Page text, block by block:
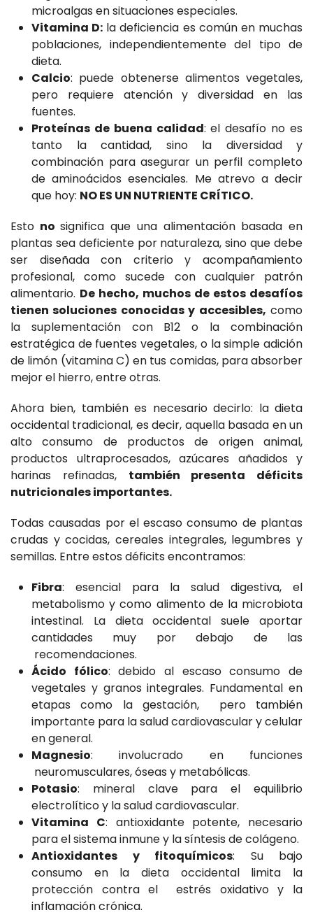
microalgas en situaciones especiales.
Vitamina D: la deficiencia es común en muchas
poblaciones, independientemente del tipo de
dieta.
Calcio: puede obtenerse alimentos vegetales,
pero requiere atención y diversidad en las
fuentes.
Proteínas de buena calidad: el desafío no es
tanto la cantidad, sino la diversidad y
combinación para asegurar un perfil completo
de aminoácidos esenciales. Me atrevo a decir
que hoy: NO ES UN NUTRIENTE CRÍTICO.
Esto nosignifica que una alimentación basada en
plantas sea deficiente por naturaleza, sino que debe
ser diseñada con criterio y acompañamiento
profesional, como sucede con cualquier patrón
alimentario. De hecho, muchos de estos desafíos
tienen soluciones conocidas y accesibles, como
la suplementación con B12 o la combinación
estratégica de fuentes vegetales, o la simple adición
de limón (vitamina C) en tus comidas, para absorber
mejor el hierro, entre otras.
Ahora bien, también es necesario decirlo: la dieta
occidental tradicional, es decir, aquella basada en un
alto consumo de productos de origen animal,
productos ultraprocesados, azúcares añadidos y
harinas refinadas, también presenta déficits
nutricionales importantes.
Todas causadas por el escaso consumo de plantas
crudas y cocidas, cereales integrales, legumbres y
semillas. Entre estos déficits encontramos:
Fibra: esencial para la salud digestiva, el
metabolismo y como alimento de la microbiota
intestinal. La dieta occidental suele aportar
cantidades muy por debajo de las
recomendaciones.
Ácido fólico: debido al escaso consumo de
vegetales y granos integrales. Fundamental en
etapas como la gestación, pero también
importante para la salud cardiovascular y celular
en general.
Magnesio: involucrado en funciones
neuromusculares, óseas y metabólicas.
Potasio: mineral clave para el equilibrio
electrolítico y la salud cardiovascular.
Vitamina C: antioxidante potente, necesario
para el sistema inmune y la síntesis de colágeno.
Antioxidantes y fitoquímicos: Su bajo
consumo en la dieta occidental limita la
protección contra el estrés oxidativo y la
inflamación crónica.